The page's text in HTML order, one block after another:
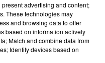
advertising and content;
These technologies may
and browsing data to offer
based on information actively
Match and combine data from
Identify devices based on